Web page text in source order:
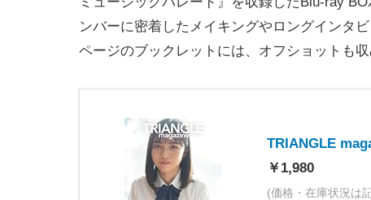
ンバーに密着したメイキングやロングインタ
ページのブックレットには、オフショットも収
TRIANGLE
￥1,980
(価格・在庫状況は